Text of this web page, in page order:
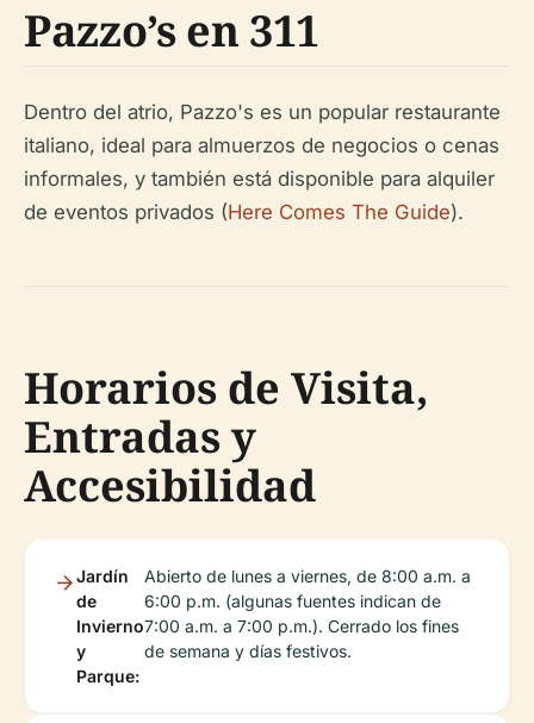
Pazzo’s en 311
Dentro del atrio, Pazzo's es un popular restaurante
italiano, ideal para almuerzos de negocios o cenas
informales, y también está disponible para alquiler
de eventos privados (Here Comes The Guide).
Horarios de Visita,
Entradas y
Accesibilidad
Jardín
de
Invierno
y
Parque:
Abierto de lunes a viernes, de 8:00 a.m. a
6:00 p.m. (algunas fuentes indican de
7:00 a.m. a 7:00 p.m.). Cerrado los fines
de semana y días festivos.